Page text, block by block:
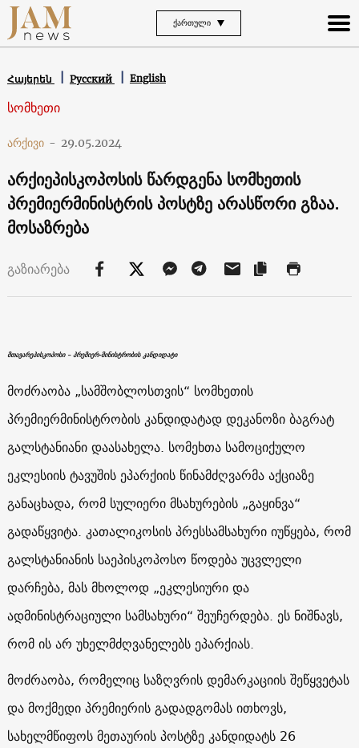
ᲥᲐᲠᲗᲣᲚᲘ
Հայերեն Русский English
სომხეთი
არქივი - 29.05.2024
არქიეპისკოპოსის წარდგენა სომხეთის
პრემიერმინისტრის პოსტზე არასწორი გზაა.
მოსაზრება
გაზიარება
მთავარეპისკოპოსი – პრემიერ-მინისტრობის კანდიდატი
მოძრაობა „სამშობლოსთვის“ სომხეთის
პრემიერმინისტრობის კანდიდატად დეკანოზი ბაგრატ
გალსტანიანი დაასახელა. სომეხთა სამოციქულო
ეკლესიის ტავუშის ეპარქიის წინამძღვარმა აქციაზე
განაცხადა, რომ სულიერი მსახურების „გაყინვა“
გადაწყვიტა. კათალიკოსის პრესსამსახური იუწყება, რომ
გალსტანიანის საეპისკოპოსო წოდება უცვლელი
დარჩება, მას მხოლოდ „ეკლესიური და
ადმინისტრაციული სამსახური“ შეუჩერდება. ეს ნიშნავს,
რომ ის არ უხელმძღვანელებს ეპარქიას.
მოძრაობა, რომელიც საზღვრის დემარკაციის შეწყვეტას
და მოქმედი პრემიერის გადადგომას ითხოვს,
სახელმწიფოს მეთაურის პოსტზე კანდიდატს 26